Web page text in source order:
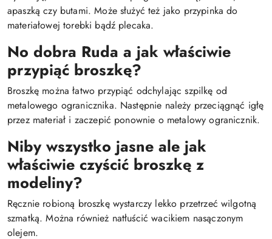
apaszką czy butami. Może służyć też jako przypinka do
materiałowej torebki bądź plecaka.
No dobra Ruda a jak właściwie
przypiąć broszkę?
Broszkę można łatwo przypiąć odchylając szpilkę od
metalowego ogranicznika. Następnie należy przeciągnąć igłę
przez materiał i zaczepić ponownie o metalowy ogranicznik.
Niby wszystko jasne ale jak
właściwie czyścić broszkę z
modeliny?
Ręcznie robioną broszkę wystarczy lekko przetrzeć wilgotną
szmatką. Można również natłuścić wacikiem nasączonym
olejem.